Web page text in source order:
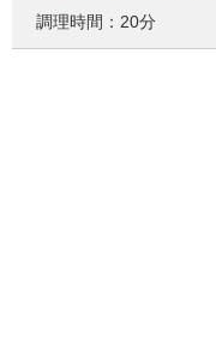
調理時間：20分